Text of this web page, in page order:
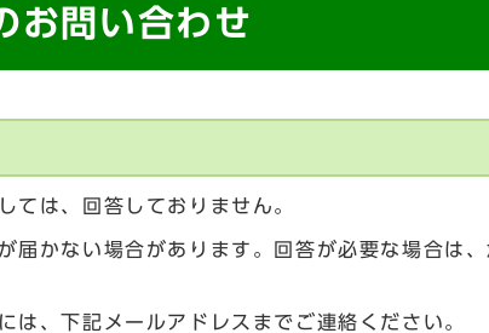
お問い合わせ
ては、回答しておりません。
届かない場合があります。回答が必要な場合は
は、下記メールアドレスまでご連絡ください。